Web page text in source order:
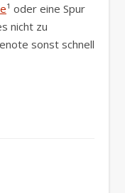
¹ oder eine Spur
nicht zu
sonst schnell